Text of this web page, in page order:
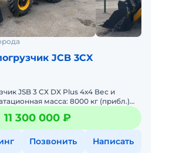
JCB 3CX
JSB 3 СХ DX Plus 4х4 Вес и
масса: 8000 кг (прибл.)
пальцу ковша: 3,23 м Ковш
11 300 000 ₽
Позвонить Написать